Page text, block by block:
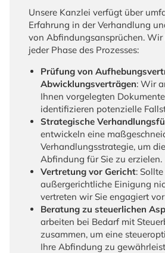
Unsere Kanzlei verfügt über
Erfahrung in der Verhandlung
von Abfindungsansprüchen. Wir
jeder Phase des Prozesses:
Prüfung von
Abwicklungsverträgen: Wir
Ihnen vorgelegten
identifizieren potenzielle
Strategische
entwickeln eine
Verhandlungsstrategie, um
Abfindung für Sie zu erzielen.
Vertretung vor Gericht:
außergerichtliche Einigung
vertreten wir Sie engagiert
Beratung zu steuerlichen
arbeiten bei Bedarf mit
zusammen, um eine
Ihre Abfindung zu